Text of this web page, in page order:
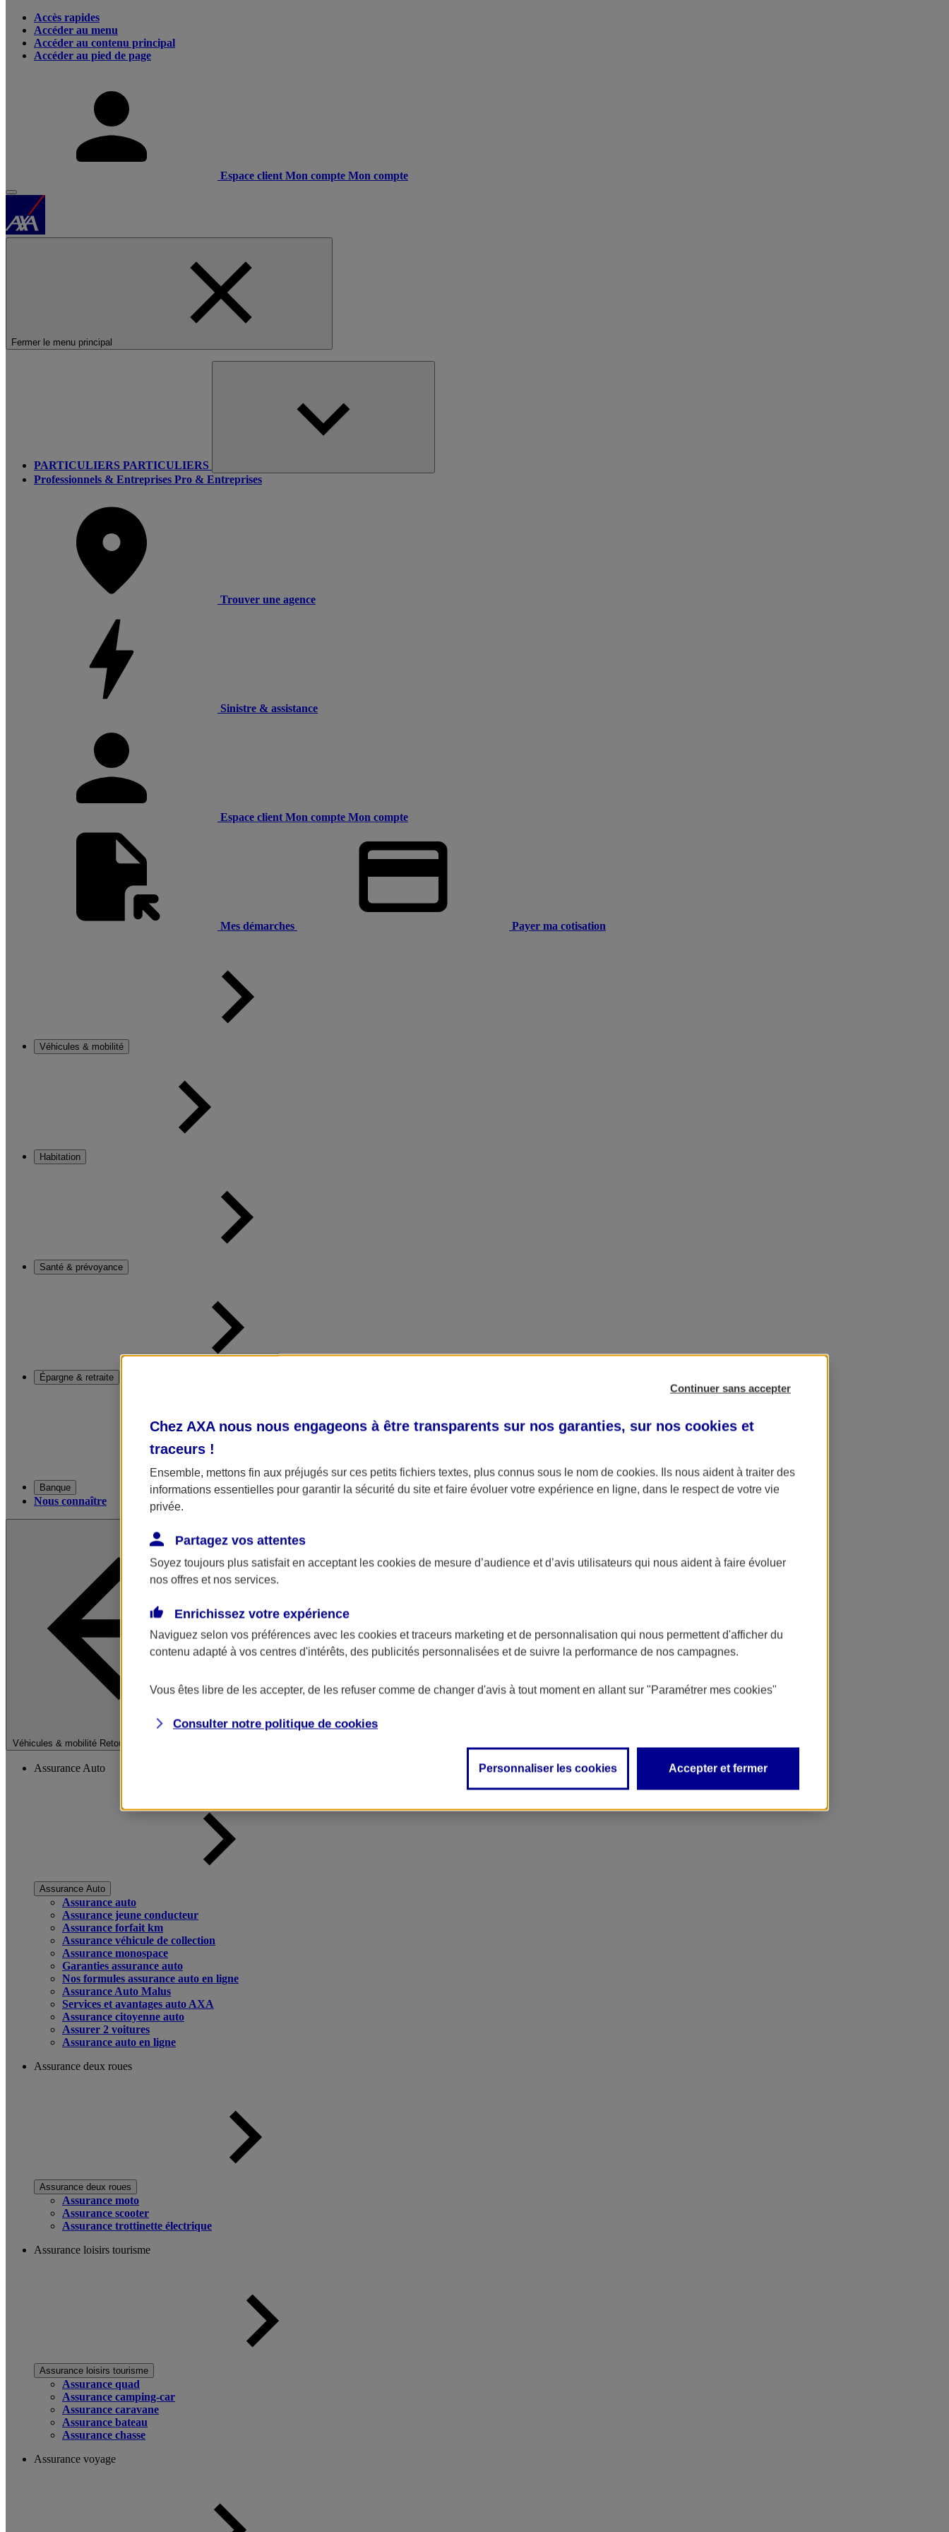
Accès rapides
Accéder au menu
Accéder au contenu principal
Accéder au pied de page
Espace client Mon compte Mon compte
Fermer le menu principal
PARTICULIERS PARTICULIERS
Professionnels & Entreprises Pro & Entreprises
Trouver une agence
Sinistre & assistance
Espace client Mon compte Mon compte
Mes démarches Payer ma cotisation
Véhicules & mobilité
Habitation
Santé & prévoyance
Épargne & retraite
Banque
Nous connaître
Véhicules & mobilité Retour à la section précédente
Fermer le menu principal
Assurance Auto
Assurance Auto
Assurance auto
Assurance jeune conducteur
Assurance forfait km
Assurance véhicule de collection
Assurance monospace
Garanties assurance auto
Nos formules assurance auto en ligne
Assurance Auto Malus
Services et avantages auto AXA
Assurance citoyenne auto
Assurer 2 voitures
Assurance auto en ligne
Assurance deux roues
Assurance deux roues
Assurance moto
Assurance scooter
Assurance trottinette électrique
Assurance loisirs tourisme
Assurance loisirs tourisme
Assurance quad
Assurance camping-car
Assurance caravane
Assurance bateau
Assurance chasse
Assurance voyage
Continuer sans accepter
Chez AXA nous nous engageons à être transparents sur nos garanties, sur nos cookies et
traceurs !
Ensemble, mettons fin aux préjugés sur ces petits fichiers textes, plus connus sous le nom de cookies. Ils nous aident à traiter des
informations essentielles pour garantir la sécurité du site et faire évoluer votre expérience en ligne, dans le respect de votre vie
privée.
Partagez vos attentes
Soyez toujours plus satisfait en acceptant les cookies de mesure d’audience et d’avis utilisateurs qui nous aident à faire évoluer
nos offres et nos services.
Enrichissez votre expérience
Naviguez selon vos préférences avec les cookies et traceurs marketing et de personnalisation qui nous permettent d'afficher du
contenu adapté à vos centres d'intérêts, des publicités personnalisées et de suivre la performance de nos campagnes.
Vous êtes libre de les accepter, de les refuser comme de changer d'avis à tout moment en allant sur "Paramétrer mes cookies"
Consulter notre politique de cookies
Personnaliser les cookies Accepter et fermer